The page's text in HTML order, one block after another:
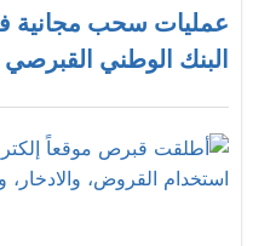
عمليات سحب مجانية
البنك الوطني القبرصي